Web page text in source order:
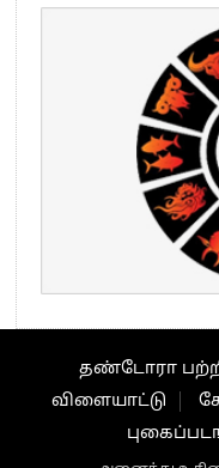
தண்டோரா
விளையாட்டு